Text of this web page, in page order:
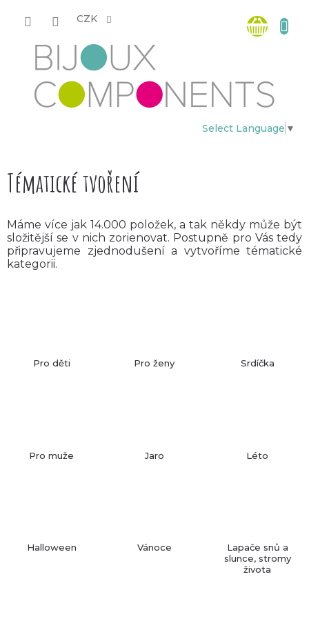
CZK
Select Language ▼
košík
Tématické tvoření
Máme více jak 14.000 položek, a tak někdy může být
složitější se v nich zorienovat. Postupně pro Vás tedy
připravujeme zjednodušení a vytvoříme tématické
kategorii.
Pro děti Pro ženy Srdíčka
Pro muže Jaro Léto
Halloween Vánoce
Lapače snů a
slunce, stromy
života